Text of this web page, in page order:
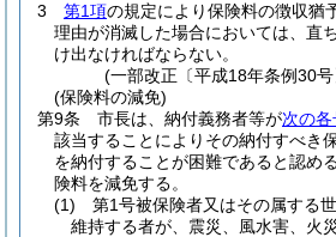
3
第1項の規定により保険料の徴収猶
理由が消滅した場合においては、直
け出なければならない。
(一部改正〔平成18年条例30号
(保険料の減免)
第9条
市長は、納付義務者等が次の各
該当することによりその納付すべき
を納付することが困難であると認め
険料を減免する。
(1)
第1号被保険者又はその属する
維持する者が、震災、風水害、火